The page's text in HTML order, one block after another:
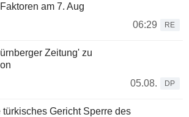
am 7. Aug
06:29
RE
Zeitung' zu
05.08.
DP
Gericht Sperre des